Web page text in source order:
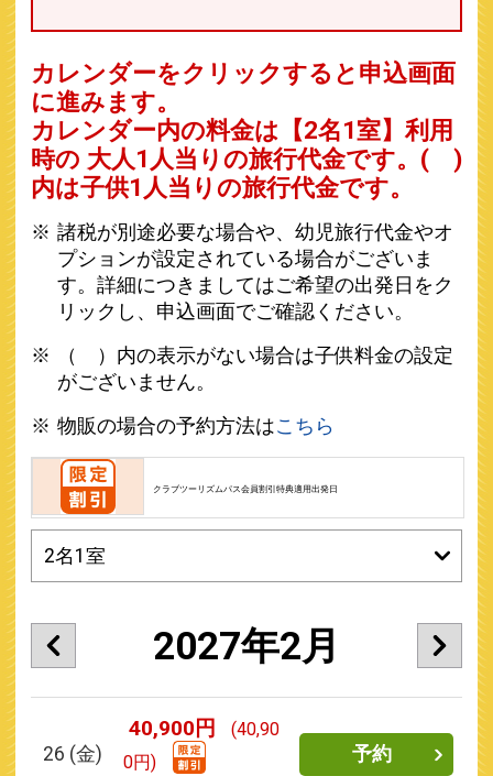
カレンダーをクリックすると申込画面
に進みます。
カレンダー内の料金は 【2名1室】利用
時の 大人1人当りの旅行代金です。 ( )
内は子供1人当りの旅行代金です。
諸税が別途必要な場合や、幼児旅行代金やオ
プションが設定されている場合がございま
す。詳細につきましてはご希望の出発日をク
リックし、申込画面でご確認ください。
（ ）内の表示がない場合は子供料金の設定
がございません。
物販の場合の予約方法はこちら
クラブツーリズムパス会員割引特典適用出発日
2027年2月
26 (金)
40,900円
(40,90
0円)
予約